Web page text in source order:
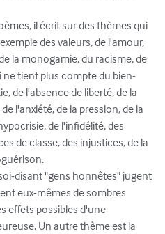
il écrit sur des thèmes qui
des valeurs, de l'amour,
la monogamie, du racisme, de
ne tient plus compte du bien-
de l'absence de liberté, de la
l'anxiété, de la pression, de la
de l'infidélité, des
de classe, des injustices, de la
disant "gens honnêtes" jugent
eux-mêmes de sombres
effets possibles d'une
Un autre thème est la